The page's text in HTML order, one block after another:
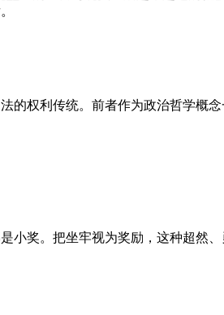
的权利传统。前者作为政治哲学概
小奖。把坐牢视为奖励，这种超然